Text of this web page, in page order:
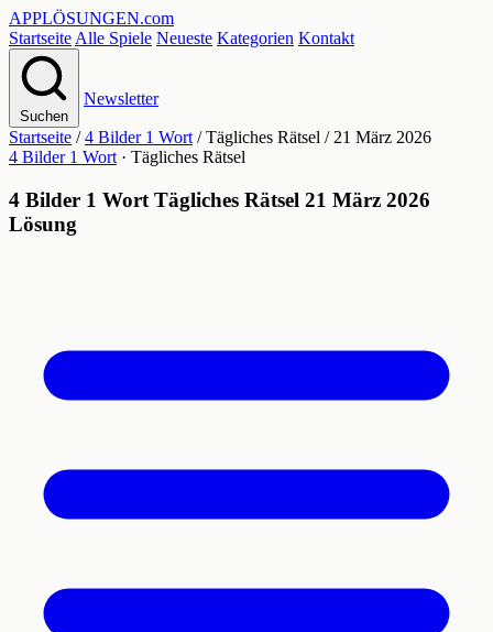
APPLÖSUNGEN.com
Startseite Alle Spiele Neueste Kategorien Kontakt
Suchen
Newsletter
Startseite / 4 Bilder 1 Wort / Tägliches Rätsel / 21 März 2026
4 Bilder 1 Wort · Tägliches Rätsel
4 Bilder 1 Wort Tägliches Rätsel 21 März 2026
Lösung